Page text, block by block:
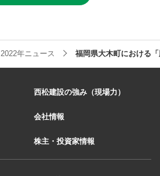
2022年ニュース 福岡県大木町における
西松建設の強み（現場力）
会社情報
株主・投資家情報